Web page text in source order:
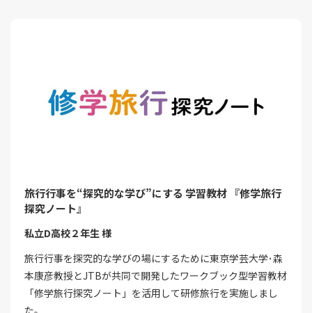
旅行行事を“探究的な学び”にする 学習教材 『修学旅行
探究ノート』
私立D高校２年生 様
旅行行事を探究的な学びの場にするために東京学芸大学･森
本康彦教授とJTBが共同で開発したワークブック型学習教材
「修学旅行探究ノート」を活用して研修旅行を実施しまし
た。